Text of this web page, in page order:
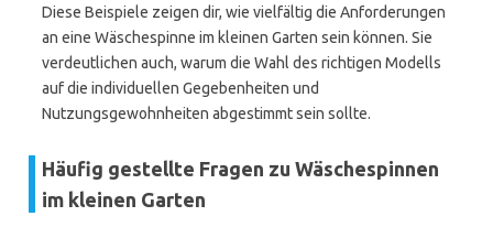
Diese Beispiele zeigen dir, wie vielfältig die Anforderungen
an eine Wäschespinne im kleinen Garten sein können. Sie
verdeutlichen auch, warum die Wahl des richtigen Modells
auf die individuellen Gegebenheiten und
Nutzungsgewohnheiten abgestimmt sein sollte.
Häufig gestellte Fragen zu Wäschespinnen
im kleinen Garten